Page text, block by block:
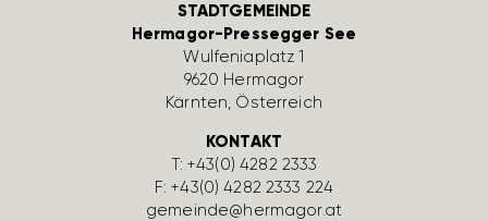
STADTGEMEINDE
Hermagor-Pressegger See
Wulfe­nia­platz 1
9620 Hermagor
Kärnten, Öster­reich
KONTAKT
T:+43(0) 4282 2333
F: +43(0) 4282 2333 224
gemeinde@hermagor.at